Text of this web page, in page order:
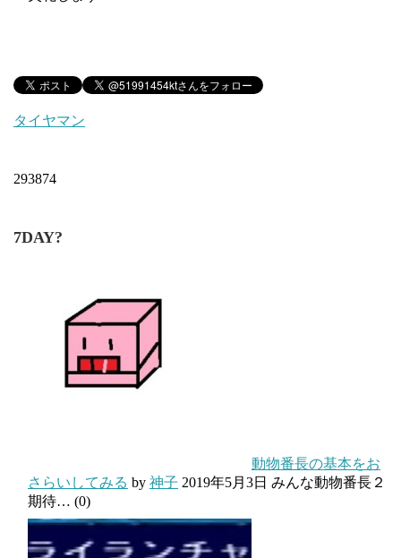
タイヤマン
293874
7DAY?
動物番長の基本をお
さらいしてみる by 神子 2019年5月3日 みんな動物番長２
期待… (0)